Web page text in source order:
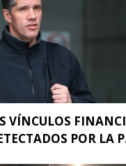
VÍNCULOS
POR LA